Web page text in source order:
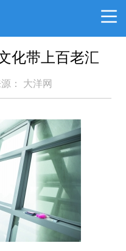
化带上百老汇
： 大洋网